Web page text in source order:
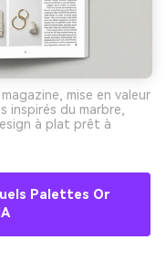
mise en valeur
inspirés du marbre,
à plat prêt à
Palettes Or